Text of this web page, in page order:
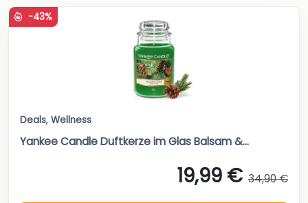
-43%
Deals, Wellness
Yankee Candle Duftkerze im Glas Balsam &...
19,99 € 34,90 €